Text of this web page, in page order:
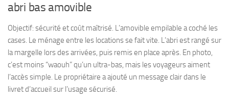
abri bas amovible
Objectif: sécurité et coût maîtrisé. L’amovible empilable a coché les
cases. Le ménage entre les locations se fait vite. L’abri est rangé sur
la margelle lors des arrivées, puis remis en place après. En photo,
c’est moins “waouh” qu’un ultra-bas, mais les voyageurs aiment
l’accès simple. Le propriétaire a ajouté un message clair dans le
livret d’accueil sur l’usage sécurisé.